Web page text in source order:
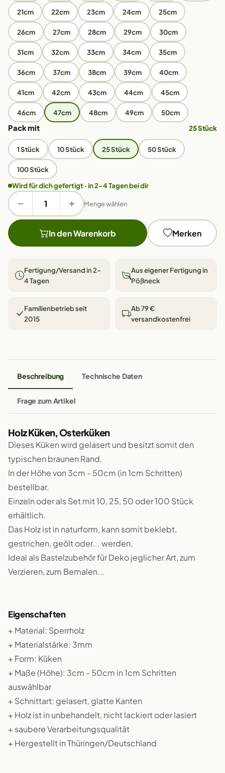
21cm 22cm 23cm 24cm 25cm
26cm 27cm 28cm 29cm 30cm
31cm 32cm 33cm 34cm 35cm
36cm 37cm 38cm 39cm 40cm
41cm 42cm 43cm 44cm 45cm
46cm 47cm 48cm 49cm 50cm
Pack mit 25 Stück
1 Stück 10 Stück 25 Stück 50 Stück
100 Stück
Wird für dich gefertigt · in 2–4 Tagen bei dir
Menge wählen
In den Warenkorb Merken
Fertigung/Versand in 2–
4 Tagen
Aus eigener Fertigung in
Pößneck
Familienbetrieb seit
2015
Ab 79 €
versandkostenfrei
Beschreibung Technische Daten
Frage zum Artikel
Holz Küken, Osterküken
Dieses Küken wird gelasert und besitzt somit den
typischen braunen Rand.
In der Höhe von 3cm - 50cm (in 1cm Schritten)
bestellbar.
Einzeln oder als Set mit 10, 25, 50 oder 100 Stück
erhältlich.
Das Holz ist in naturform, kann somit beklebt,
gestrichen, geölt oder... werden.
Ideal als Bastelzubehör für Deko jeglicher Art, zum
Verzieren, zum Bemalen...
Eigenschaften
+ Material: Sperrholz
+ Materialstärke: 3mm
+ Form: Küken
+ Maße (Höhe): 3cm - 50cm in 1cm Schritten
auswählbar
+ Schnittart: gelasert, glatte Kanten
+ Holz ist in unbehandelt, nicht lackiert oder lasiert
+ saubere Verarbeitungsqualität
+ Hergestellt in Thüringen/Deutschland